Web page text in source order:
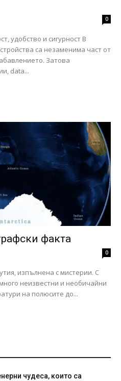
0
удобство и сигурност В
са незаменима част от
Затова
data...
факта
0
изпълнена с мистерии. С
неизвестни и необичайни
на полюсите до...
чудеса, които са